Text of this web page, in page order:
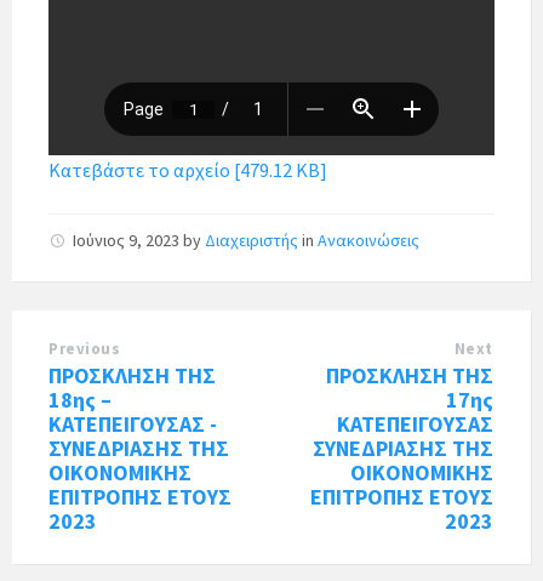
Κατεβάστε το αρχείο [479.12 KB]
Ιούνιος 9, 2023 by Διαχειριστής in Ανακοινώσεις
Previous
ΠΡΟΣΚΛΗΣΗ ΤΗΣ
18ης –
ΚΑΤΕΠΕΙΓΟΥΣΑΣ -
ΣΥΝΕΔΡΙΑΣΗΣ ΤΗΣ
ΟΙΚΟΝΟΜΙΚΗΣ
ΕΠΙΤΡΟΠΗΣ ΕΤΟΥΣ
2023
Next
ΠΡΟΣΚΛΗΣΗ ΤΗΣ
17ης
ΚΑΤΕΠΕΙΓΟΥΣΑΣ
ΣΥΝΕΔΡΙΑΣΗΣ ΤΗΣ
ΟΙΚΟΝΟΜΙΚΗΣ
ΕΠΙΤΡΟΠΗΣ ΕΤΟΥΣ
2023